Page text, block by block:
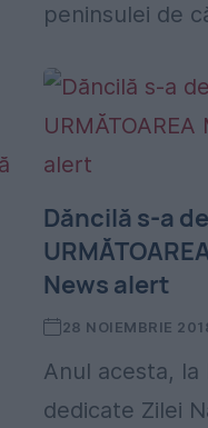
peninsulei de
Dăncilă s-a
News alert
28 NOIEMBRIE
Anul acesta, la
dedicate Zilei